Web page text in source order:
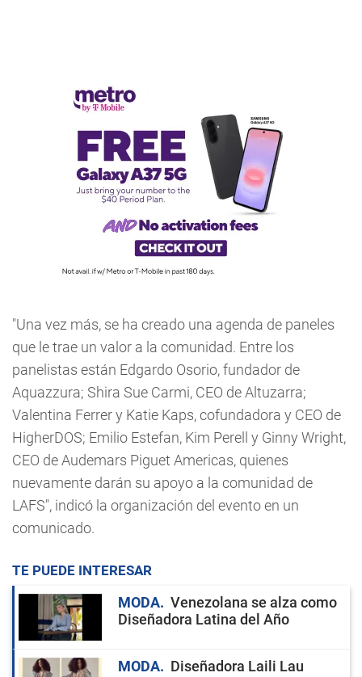
"Una vez más, se ha creado una agenda de paneles
que le trae un valor a la comunidad. Entre los
panelistas están Edgardo Osorio, fundador de
Aquazzura; Shira Sue Carmi, CEO de Altuzarra;
Valentina Ferrer y Katie Kaps, cofundadora y CEO de
HigherDOS; Emilio Estefan, Kim Perell y Ginny Wright,
CEO de Audemars Piguet Americas, quienes
nuevamente darán su apoyo a la comunidad de
LAFS", indicó la organización del evento en un
comunicado.
TE PUEDE INTERESAR
MODA
Venezolana se alza como
Diseñadora Latina del Año
MODA
Diseñadora Laili Lau